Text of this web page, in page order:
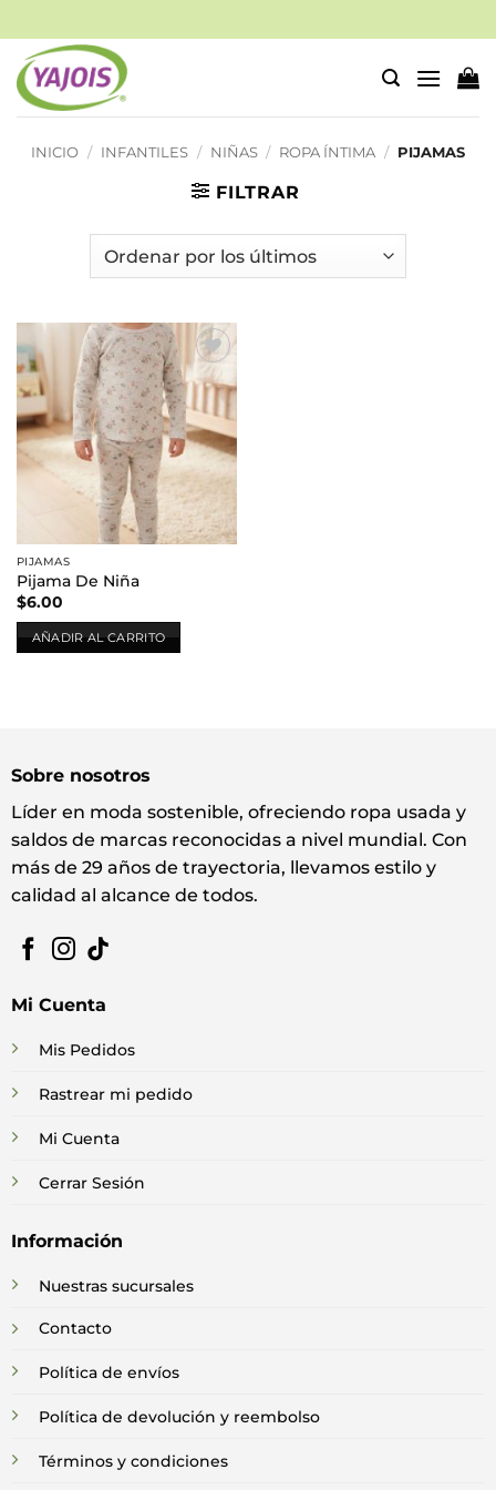
al
contenido
INICIO / INFANTILES / NIÑAS / ROPA ÍNTIMA / PIJAMAS
FILTRAR
Añadir
a la
lista de
deseos
PIJAMAS
Pijama De Niña
$6.00
AÑADIR AL CARRITO
Sobre nosotros
Líder en moda sostenible, ofreciendo ropa usada y
saldos de marcas reconocidas a nivel mundial. Con
más de 29 años de trayectoria, llevamos estilo y
calidad al alcance de todos.
Mi Cuenta
Mis Pedidos
Rastrear mi pedido
Mi Cuenta
Cerrar Sesión
Información
Nuestras sucursales
Contacto
Política de envíos
Política de devolución y reembolso
Términos y condiciones